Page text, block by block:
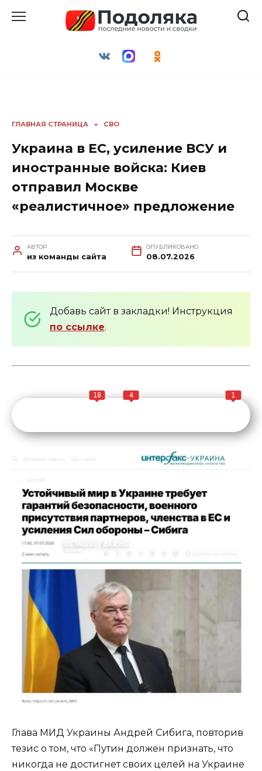
ГЛАВНАЯ СТРАНИЦА » СВО
Украина в ЕС, усиление ВСУ и
иностранные войска: Киев
отправил Москве
«реалистичное» предложение
АВТОР
из команды сайта
ОПУБЛИКОВАНО
08.07.2026
Добавь сайт в закладки! Инструкция
по ссылке.
18 4 1
Глава МИД Украины Андрей Сибига, повторив
тезис о том, что «Путин должен признать, что
никогда не достигнет своих целей на Украине